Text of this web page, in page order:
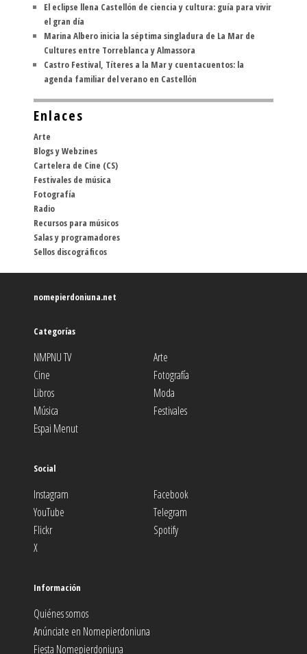
El eclipse llena Castellón de ciencia y cultura: guía para vivir
el gran día
Marina Albero inicia la séptima singladura de La Mar de
Cultures entre Torreblanca y Almassora
Castro Festival, Títeres a la Mar y cuentacuentos: la
agenda familiar del verano en Castellón
Enlaces
Arte
Blogs y Webzines
Cartelera de Cine (CS)
Festivales de música
Fotografía
Radio
Recursos para músicos
Salas y programadores
Sellos discográficos
nomepierdoniuna.net
Categorías
NMPNU TV
Arte
Cine
Fotografía
Libros
Moda
Música
Festivales
Espai Menut
Social
Instagram
Facebook
YouTube
Telegram
Flickr
Spotify
X
Información
Quiénes somos
Anúnciate en Nomepierdoniuna
Fiesta Nomepierdoniuna